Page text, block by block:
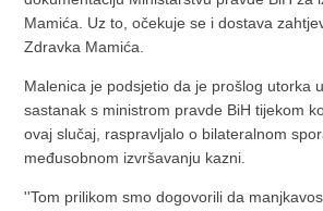
Mamića. Uz to, očekuje se i dostava
Zdravka Mamića.
Malenica je podsjetio da je prošlog utorka
sastanak s ministrom pravde BiH tijekom
ovaj slučaj, raspravljalo o bilateralnom
međusobnom izvršavanju kazni.
''Tom prilikom smo dogovorili da